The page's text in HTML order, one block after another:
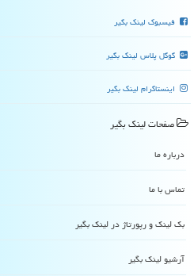
فیسبوک لینک بگیر
گوگل پلاس لینک بگیر
اینستاگرام لینک بگیر
صفحات لینك بگیر
درباره ما
تماس با ما
بک لینک و رپورتاژ در لینك بگیر
آرشیو لینك بگیر